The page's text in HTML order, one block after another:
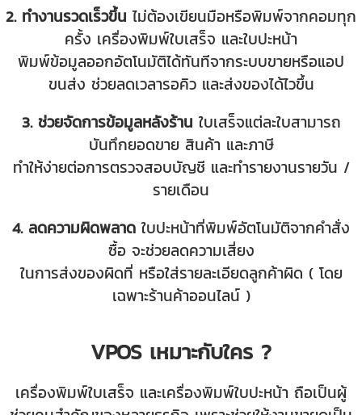
2. ทำงานรวดเร็วขึ้น ไม่ต้องเขียนมือหรือพิมพ์จากคอมทุก
ครั้ง เครื่องพิมพ์ใบเสร็จ และใบปะหน้า
พิมพ์ข้อมูลออกอัตโนมัติได้ทันทีจากระบบขายหรือแอป
ขนส่ง ช่วยลดเวลารอคิว และส่งของได้ไวขึ้น
3. ช่วยจัดการข้อมูลหลังร้าน ใบเสร็จแต่ละใบสามารถ
บันทึกยอดขาย สินค้า และภาษี
ทำให้ง่ายต่อการตรวจสอบบัญชี และทำรายงานรายวัน /
รายเดือน
4. ลดความผิดพลาด ใบปะหน้าที่พิมพ์อัตโนมัติจากคำสั่ง
ซื้อ จะช่วยลดความเสี่ยง
ในการส่งของผิดที่ หรือใส่รายละเอียดลูกค้าผิด ( โดย
เฉพาะร้านค้าออนไลน์ )
VPOS เหมาะกับใคร ?
เครื่องพิมพ์ใบเสร็จ และเครื่องพิมพ์ใบปะหน้า ถือเป็นผู้